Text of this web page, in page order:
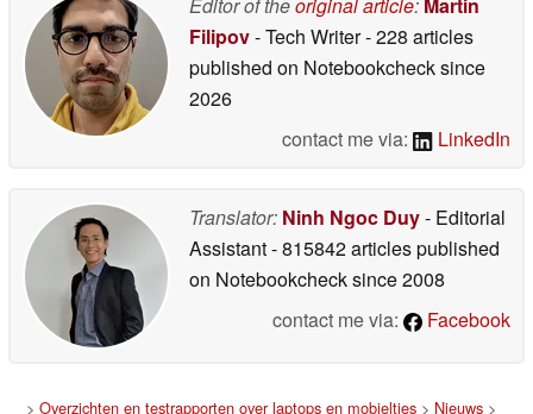
Editor of theoriginal article: Martin
Filipov- Tech Writer- 228 articles
published on Notebookchecksince
2026
contact me via:
LinkedIn
Translator: Ninh Ngoc Duy- Editorial
Assistant- 815842 articles published
on Notebookchecksince 2008
contact me via:
Facebook
> Overzichten en testrapporten over laptops en mobieltjes> Nieuws>